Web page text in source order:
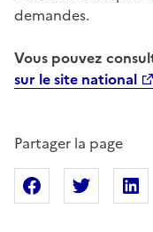
demandes.
Vous pouvez
sur le site national
Partager la page
Partager sur